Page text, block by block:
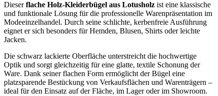
Dieserflache Holz-Kleiderbügel aus Lotusholz ist eine klassische
und funktionale Lösung für die professionelle Warenpräsentation im
Modeeinzelhandel. Durch seine schlichte, kerbenfreie Ausführung
eignet er sich besonders für Hemden, Blusen, Shirts oder leichte
Jacken.
Die schwarz lackierte Oberfläche unterstreicht die hochwertige
Optik und sorgt gleichzeitig für eine glatte, textile Schonung der
Ware. Dank seiner flachen Form ermöglicht der Bügel eine
platzsparende Bestückung von Verkaufsflächen und Warenträgern –
ideal für den Einsatz auf der Fläche, im Lager oder im Showroom.